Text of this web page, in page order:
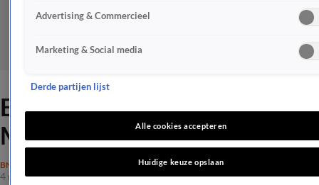
Een bijzondere dag voor
Monique Westenberg
BN'ERS
4 nov 2022, 19:38
Advertising & Commercieel
Marketing & Social media
Derde partijen lijst
Alle cookies accepteren
Huidige keuze opslaan